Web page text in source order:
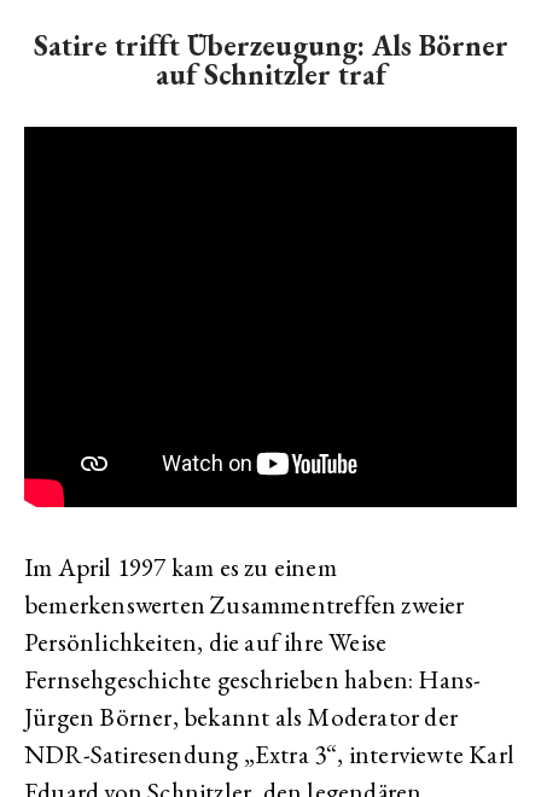
Satire trifft Überzeugung: Als Börner
auf Schnitzler traf
Im April 1997 kam es zu einem
bemerkenswerten Zusammentreffen zweier
Persönlichkeiten, die auf ihre Weise
Fernsehgeschichte geschrieben haben: Hans-
Jürgen Börner, bekannt als Moderator der
NDR-Satiresendung „Extra 3“, interviewte Karl